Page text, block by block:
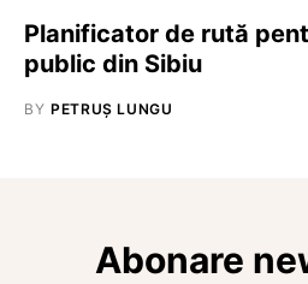
Planificator de rută
public din Sibiu
BY PETRUȘ LUNGU
Abonare